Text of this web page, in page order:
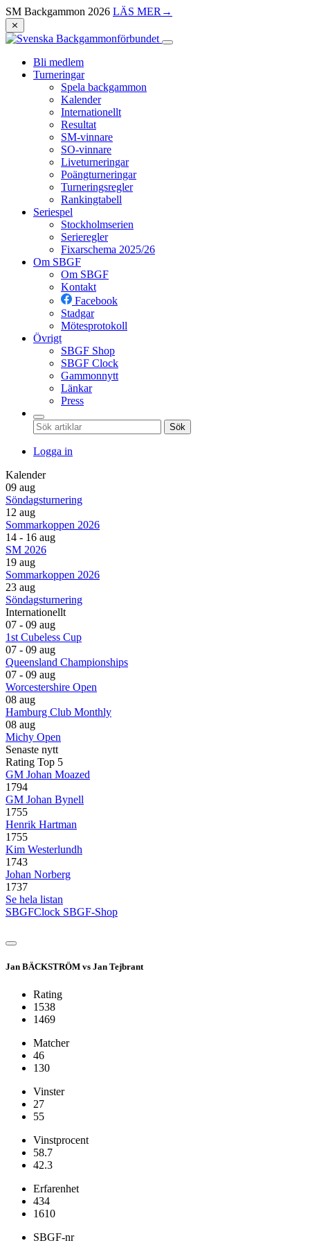
SM Backgammon 2026 LÄS MER →
⨯
Bli medlem
Turneringar
Spela backgammon
Kalender
Internationellt
Resultat
SM-vinnare
SO-vinnare
Liveturneringar
Poängturneringar
Turneringsregler
Rankingtabell
Seriespel
Stockholmserien
Serieregler
Fixarschema 2025/26
Om SBGF
Om SBGF
Kontakt
Facebook
Stadgar
Mötesprotokoll
Övrigt
SBGF Shop
SBGF Clock
Gammonnytt
Länkar
Press
Sök
Logga in
Kalender
09 aug
Söndagsturnering
12 aug
Sommarkoppen 2026
14 - 16 aug
SM 2026
19 aug
Sommarkoppen 2026
23 aug
Söndagsturnering
Internationellt
07 - 09 aug
1st Cubeless Cup
07 - 09 aug
Queensland Championships
07 - 09 aug
Worcestershire Open
08 aug
Hamburg Club Monthly
08 aug
Michy Open
Senaste nytt
Rating Top 5
GM Johan Moazed
1794
GM Johan Bynell
1755
Henrik Hartman
1755
Kim Westerlundh
1743
Johan Norberg
1737
Se hela listan
SBGFClock SBGF-Shop
Jan BÄCKSTRÖM vs Jan Tejbrant
Rating
1538
1469
Matcher
46
130
Vinster
27
55
Vinstprocent
58.7
42.3
Erfarenhet
434
1610
SBGF-nr